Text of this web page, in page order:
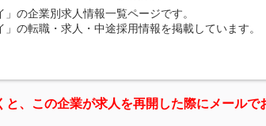
」の企業別求人情報一覧ページです。
」の転職・求人・中途採用情報を掲載しています。
と、この企業が求人を再開した際にメールで